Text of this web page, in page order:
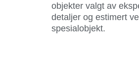
objekter valgt av
detaljer og estimert
spesialobjekt.